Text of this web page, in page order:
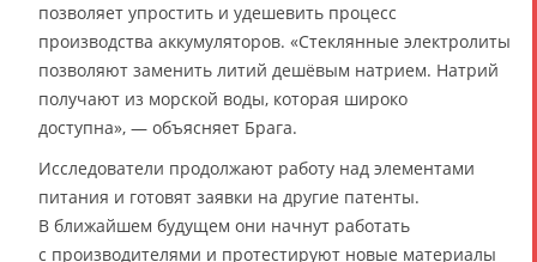
позволяет упростить и удешевить процесс
производства аккумуляторов. «Стеклянные электролиты
позволяют заменить литий дешёвым натрием. Натрий
получают из морской воды, которая широко
доступна», — объясняет Брага.
Исследователи продолжают работу над элементами
питания и готовят заявки на другие патенты.
В ближайшем будущем они начнут работать
с производителями и протестируют новые материалы